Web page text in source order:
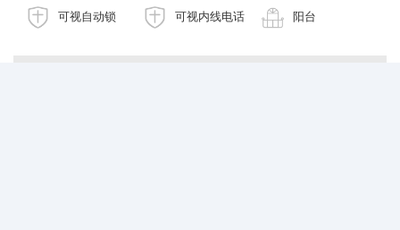
可视自动锁 可视内线电话 阳台